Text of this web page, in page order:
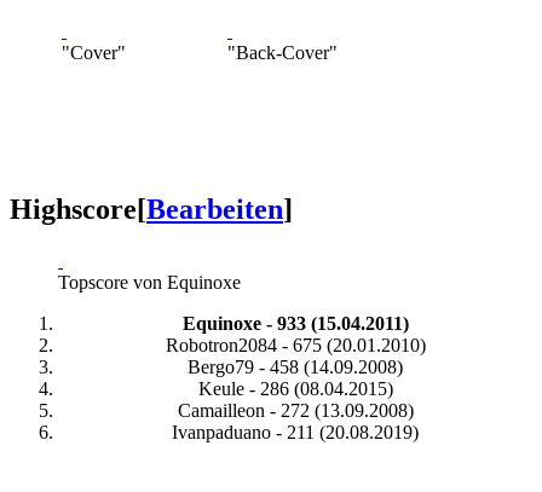
"Cover" "Back-Cover"
Highscore[Bearbeiten]
Topscore von Equinoxe
Equinoxe - 933 (15.04.2011)
Robotron2084 - 675 (20.01.2010)
Bergo79 - 458 (14.09.2008)
Keule - 286 (08.04.2015)
Camailleon - 272 (13.09.2008)
Ivanpaduano - 211 (20.08.2019)